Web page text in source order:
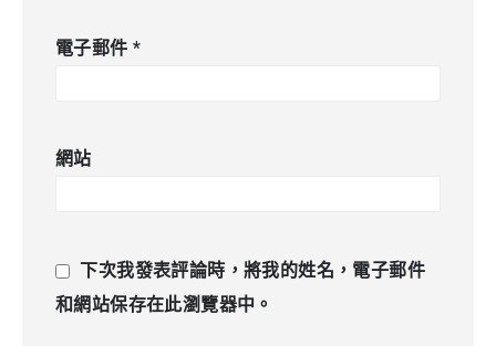
電子郵件 *
網站
下次我發表評論時，將我的姓名，電子郵件
和網站保存在此瀏覽器中。